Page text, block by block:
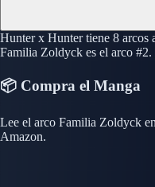
Hunter x Hunter tiene 8 arcos
Familia Zoldyck es el arco #2.
📦 Compra el Manga
Lee el arco Familia Zoldyck
Amazon.